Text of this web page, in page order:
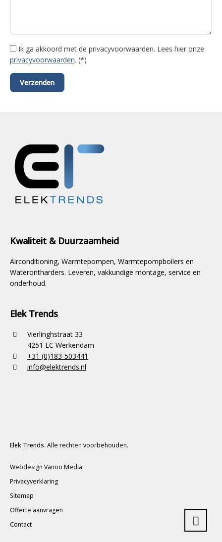
Ik ga akkoord met de privacyvoorwaarden. Lees hier onze
privacyvoorwaarden. (*)
Kwaliteit & Duurzaamheid
Airconditioning, Warmtepompen, Warmtepompboilers en
Waterontharders. Leveren, vakkundige montage, service en
onderhoud.
Elek Trends
Vierlinghstraat 33
4251 LC Werkendam
+31 (0)183-503441
info@elektrends.nl
Elek Trends. Alle rechten voorbehouden.
Webdesign Vanoo Media
Privacyverklaring
Sitemap
Offerte aanvragen
Contact